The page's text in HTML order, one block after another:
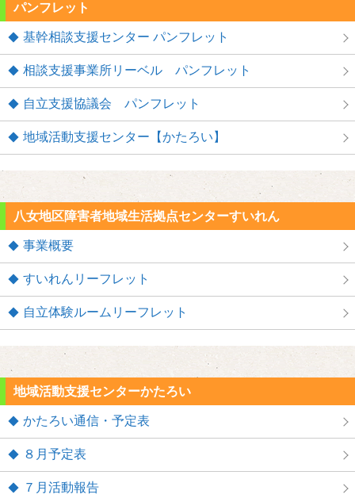
パンフレット
基幹相談支援センター パンフレット
相談支援事業所リーベル パンフレット
自立支援協議会 パンフレット
地域活動支援センター【かたろい】
八女地区障害者地域生活拠点センターすいれん
事業概要
すいれんリーフレット
自立体験ルームリーフレット
地域活動支援センターかたろい
かたろい通信・予定表
８月予定表
７月活動報告